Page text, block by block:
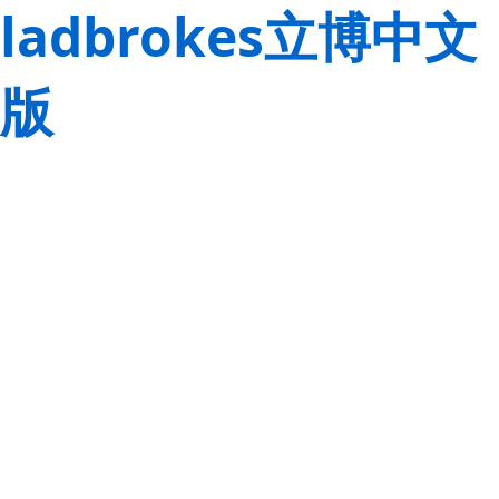
ladbrokes立博中文
版